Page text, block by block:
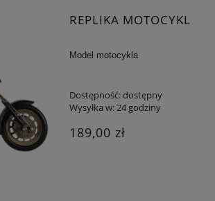
REPLIKA MOTOCYKL
Model motocykla
Dostępność:dostępny
Wysyłka w:24 godziny
189,00 zł